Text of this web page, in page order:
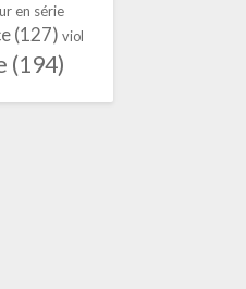
en série
(127) viol
(194)